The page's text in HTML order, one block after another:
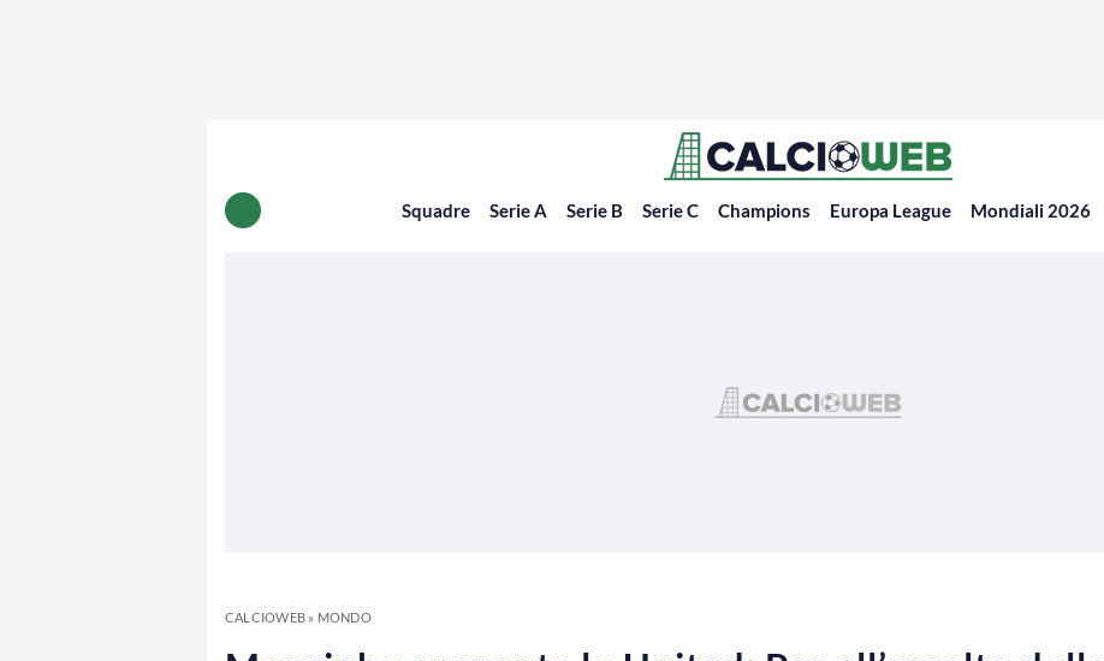
Squadre Serie A Serie B Serie C Champions Europa League Mondiali 2026
CALCIOWEB» MONDO